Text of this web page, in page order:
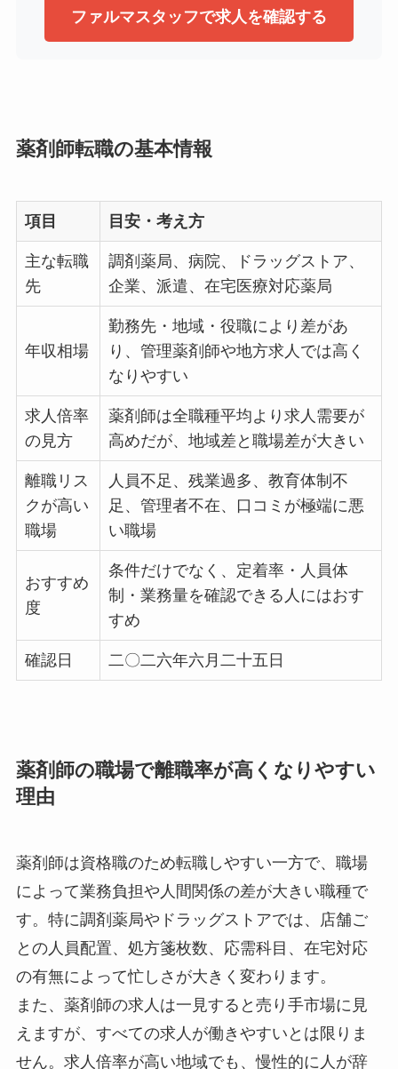
ファルマスタッフで求人を確認する
薬剤師転職の基本情報
項目 目安・考え方
主な転職
先
調剤薬局、病院、ドラッグストア、
企業、派遣、在宅医療対応薬局
年収相場
勤務先・地域・役職により差があ
り、管理薬剤師や地方求人では高く
なりやすい
求人倍率
の見方
薬剤師は全職種平均より求人需要が
高めだが、地域差と職場差が大きい
離職リス
クが高い
職場
人員不足、残業過多、教育体制不
足、管理者不在、口コミが極端に悪
い職場
おすすめ
度
条件だけでなく、定着率・人員体
制・業務量を確認できる人にはおす
すめ
確認日 二〇二六年六月二十五日
薬剤師の職場で離職率が高くなりやすい
理由
薬剤師は資格職のため転職しやすい一方で、職場
によって業務負担や人間関係の差が大きい職種で
す。特に調剤薬局やドラッグストアでは、店舗ご
との人員配置、処方箋枚数、応需科目、在宅対応
の有無によって忙しさが大きく変わります。
また、薬剤師の求人は一見すると売り手市場に見
えますが、すべての求人が働きやすいとは限りま
せん。求人倍率が高い地域でも、慢性的に人が辞